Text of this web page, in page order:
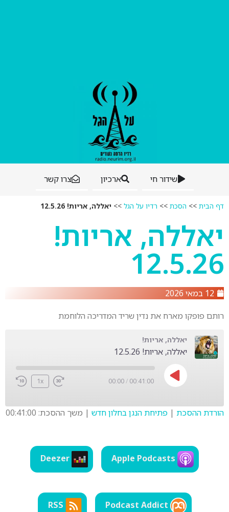
שידור חי ארכיון צרו קשר
דף הבית >> הסכת >> רדיו על הגל >> יאללה, אריות! 12.5.26
יאללה, אריות!
12.5.26
12 במאי 2026
רותם פופקו מארח את נדין שריד המדריכה הלוחמת
יאללה, אריות!
יאללה, אריות! 12.5.26
1x 00:00/ 00:41:00
EMBED
הורדת ההסכת | פתיחת הנגן בחלון חדש | משך ההסכת: 00:41:00
Apple Podcasts
Deezer
Podcast Addict
RSS